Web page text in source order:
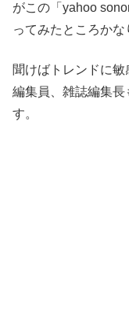
がこの「yahoo
ってみたところかな
聞けばトレンドに
編集員、雑誌編集
す。